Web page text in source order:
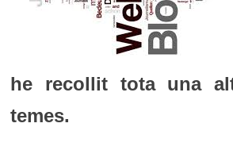
he recollit tota una
temes.